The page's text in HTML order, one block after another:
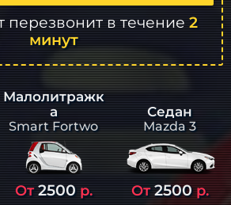
перезвонит в течение2
минут
Малолитражк
а
Smart Fortwo
От2500р.
Седан
Mazda 3
От2500р.